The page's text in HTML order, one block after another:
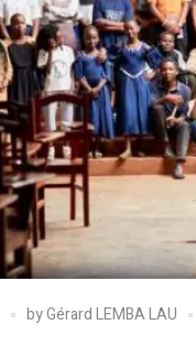
byGérard LEMBA LAU